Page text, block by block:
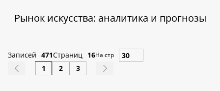
Рынок искусства: аналитика и прогнозы
Записей 471Страниц 16На стр
1 2 3